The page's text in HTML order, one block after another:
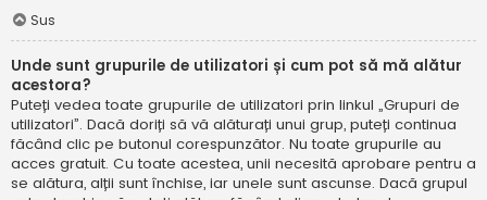
Sus
Unde sunt grupurile de utilizatori și cum pot să mă alătur
acestora?
Puteți vedea toate grupurile de utilizatori prin linkul „Grupuri de
utilizatori”. Dacă doriți să vă alăturați unui grup, puteți continua
făcând clic pe butonul corespunzător. Nu toate grupurile au
acces gratuit. Cu toate acestea, unii necesită aprobare pentru a
se alătura, alții sunt închise, iar unele sunt ascunse. Dacă grupul